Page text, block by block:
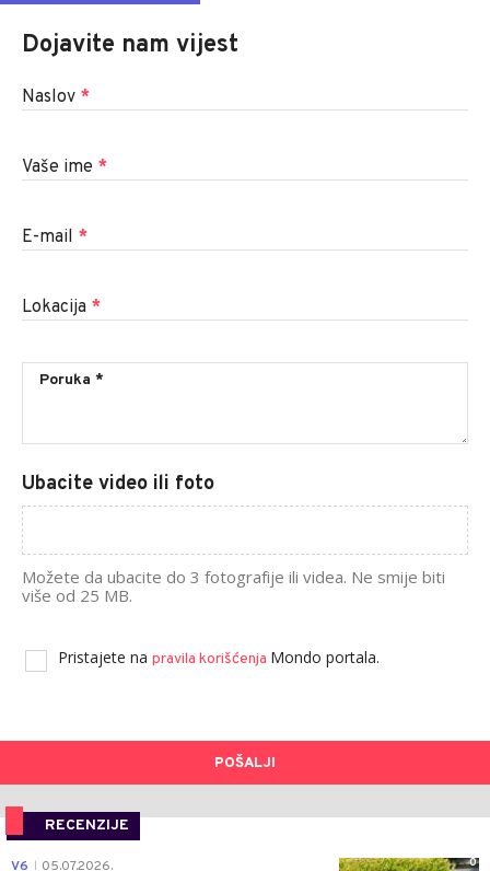
Dojavite nam vijest
Naslov *
Vaše ime *
E-mail *
Lokacija *
Ubacite video ili foto
Možete da ubacite do 3 fotografije ili videa. Ne smije biti
više od 25 MB.
Pristajete na pravila korišćenja Mondo portala.
POŠALJI
RECENZIJE
0
V6 05.07.2026.